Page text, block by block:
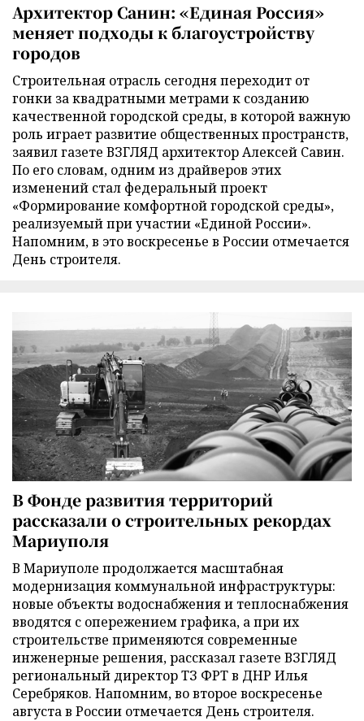
Архитектор Санин: «Единая Россия»
меняет подходы к благоустройству
городов
Строительная отрасль сегодня переходит от
гонки за квадратными метрами к созданию
качественной городской среды, в которой важную
роль играет развитие общественных пространств,
заявил газете ВЗГЛЯД архитектор Алексей Савин.
По его словам, одним из драйверов этих
изменений стал федеральный проект
«Формирование комфортной городской среды»,
реализуемый при участии «Единой России».
Напомним, в это воскресенье в России отмечается
День строителя.
В Фонде развития территорий
рассказали о строительных рекордах
Мариуполя
В Мариуполе продолжается масштабная
модернизация коммунальной инфраструктуры:
новые объекты водоснабжения и теплоснабжения
вводятся с опережением графика, а при их
строительстве применяются современные
инженерные решения, рассказал газете ВЗГЛЯД
региональный директор ТЗ ФРТ в ДНР Илья
Серебряков. Напомним, во второе воскресенье
августа в России отмечается День строителя.